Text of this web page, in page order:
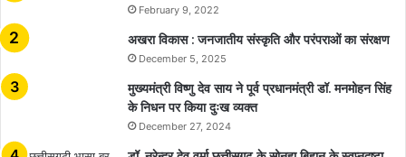
February 9, 2022
अखरा विकास : जनजातीय संस्कृति और परंपराओं का संरक्षण
December 5, 2025
मुख्यमंत्री विष्णु देव साय ने पूर्व प्रधानमंत्री डॉ. मनमोहन सिंह
के निधन पर किया दुःख व्यक्त
December 27, 2024